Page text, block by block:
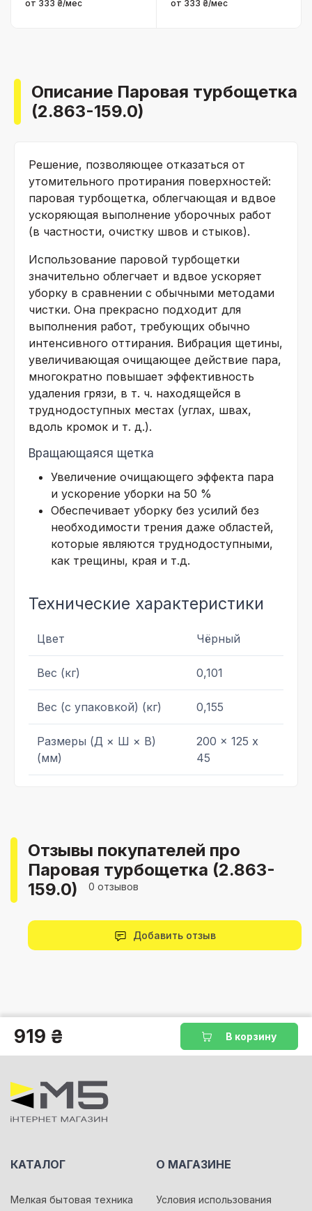
от 333 ₴/мес от 333 ₴/мес
Описание Паровая турбощетка
(2.863-159.0)
Решение, позволяющее отказаться от
утомительного протирания поверхностей:
паровая турбощетка, облегчающая и вдвое
ускоряющая выполнение уборочных работ
(в частности, очистку швов и стыков).
Использование паровой турбощетки
значительно облегчает и вдвое ускоряет
уборку в сравнении с обычными методами
чистки. Она прекрасно подходит для
выполнения работ, требующих обычно
интенсивного оттирания. Вибрация щетины,
увеличивающая очищающее действие пара,
многократно повышает эффективность
удаления грязи, в т. ч. находящейся в
труднодоступных местах (углах, швах,
вдоль кромок и т. д.).
Вращающаяся щетка
Увеличение очищающего эффекта пара
и ускорение уборки на 50 %
Обеспечивает уборку без усилий без
необходимости трения даже областей,
которые являются труднодоступными,
как трещины, края и т.д.
Технические характеристики
Цвет Чёрный
Вес (кг) 0,101
Вес (с упаковкой) (кг) 0,155
Размеры (Д × Ш × В)
(мм)
200 x 125 x
45
Отзывы покупателей про
Паровая турбощетка (2.863-
159.0)
0 отзывов
Добавить отзыв
919 ₴ В корзину
КАТАЛОГ
Мелкая бытовая техника
О МАГАЗИНЕ
Условия использования